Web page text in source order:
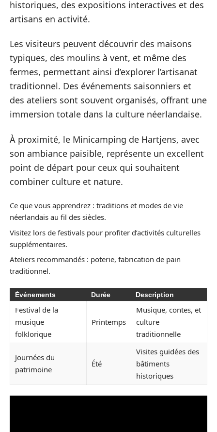
historiques, des expositions interactives et des
artisans en activité.
Les visiteurs peuvent découvrir des maisons
typiques, des moulins à vent, et même des
fermes, permettant ainsi d’explorer l’artisanat
traditionnel. Des événements saisonniers et
des ateliers sont souvent organisés, offrant une
immersion totale dans la culture néerlandaise.
À proximité, le Minicamping de Hartjens, avec
son ambiance paisible, représente un excellent
point de départ pour ceux qui souhaitent
combiner culture et nature.
Ce que vous apprendrez : traditions et modes de vie
néerlandais au fil des siècles.
Visitez lors de festivals pour profiter d’activités culturelles
supplémentaires.
Ateliers recommandés : poterie, fabrication de pain
traditionnel.
Événements Durée Description
Festival de la
musique
folklorique
Printemps
Musique, contes, et
culture
traditionnelle
Journées du
patrimoine
Été
Visites guidées des
bâtiments
historiques